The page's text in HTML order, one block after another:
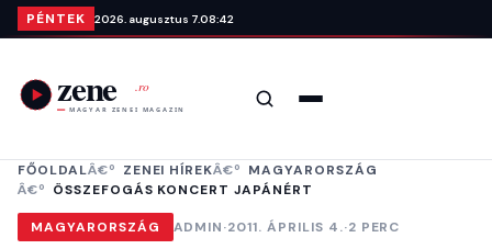
Ugrás a tartalomra
PÉNTEK 2026. augusztus 7.08:42
Keresés
FŐOLDAL ZENEI HÍREK
MAGYARORSZÁG
ÖSSZEFOGÁS KONCERT JAPÁNÉRT
MAGYARORSZÁG ADMIN·2011. ÁPRILIS 4.·2 PERC